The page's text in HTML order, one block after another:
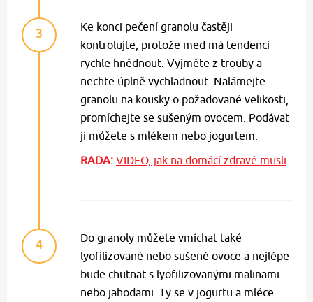
3
Ke konci pečení granolu častěji
kontrolujte, protože med má tendenci
rychle hnědnout. Vyjměte z trouby a
nechte úplně vychladnout. Nalámejte
granolu na kousky o požadované velikosti,
promíchejte se sušeným ovocem. Podávat
ji můžete s mlékem nebo jogurtem.
RADA: VIDEO, jak na domácí zdravé müsli
4
Do granoly můžete vmíchat také
lyofilizované nebo sušené ovoce a nejlépe
bude chutnat s lyofilizovanými malinami
nebo jahodami. Ty se v jogurtu a mléce